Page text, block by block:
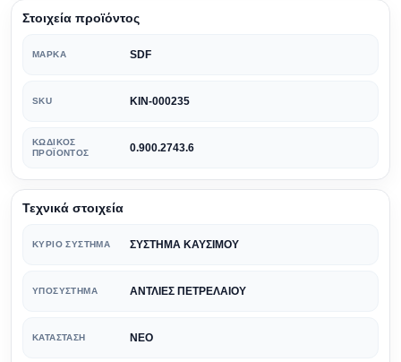
Στοιχεία προϊόντος
ΜΆΡΚΑ SDF
SKU KIN-000235
ΚΩΔΙΚΌΣ
ΠΡΟΪΌΝΤΟΣ
0.900.2743.6
Τεχνικά στοιχεία
ΚΎΡΙΟ ΣΎΣΤΗΜΑ ΣΥΣΤΗΜΑ ΚΑΥΣΙΜΟΥ
ΥΠΟΣΎΣΤΗΜΑ ΑΝΤΛΙΕΣ ΠΕΤΡΕΛΑΙΟΥ
ΚΑΤΆΣΤΑΣΗ ΝΕΟ